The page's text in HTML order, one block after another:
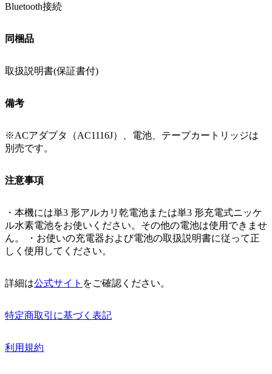
Bluetooth接続
同梱品
取扱説明書(保証書付)
備考
※ACアダプタ（AC1116J）、電池、テープカートリッジは
別売です。
注意事項
・本機には単3 形アルカリ乾電池または単3 形充電式ニッケ
ル水素電池をお使いください。その他の電池は使用できませ
ん。 ・お使いの充電器および電池の取扱説明書に従って正
しく使用してください。
詳細は公式サイト をご確認ください。
特定商取引に基づく表記
利用規約